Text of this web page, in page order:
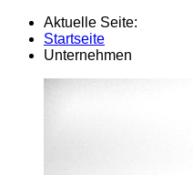
Aktuelle Seite:
Startseite
Unternehmen